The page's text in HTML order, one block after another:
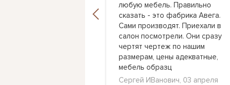
любую мебель. Правильно
сказать - это фабрика Авега.
Сами производят. Приехали в
салон посмотрели. Они сразу
чертят чертеж по нашим
размерам, цены адекватные,
мебель образц
Сергей ИВанович, 03 апреля